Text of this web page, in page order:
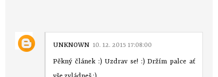
UNKNOWN 10. 12. 2015 17:08:00
Pěkný článek :) Uzdrav se! :) Držím palce ať